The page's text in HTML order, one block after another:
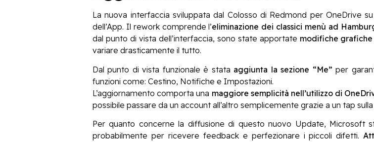
La nuova interfaccia sviluppata dal Colosso di Redmond per OneDrive
dell’App. Il rework comprende l’eliminazione dei classici menù ad
dal punto di vista dell’interfaccia, sono state apportate modifiche grafiche
variare drasticamente il tutto.
Dal punto di vista funzionale è stata aggiunta la sezione “Me” per
funzioni come: Cestino, Notifiche e Impostazioni.
L’aggiornamento comporta una maggiore semplicità nell’utilizzo di
possibile passare da un account all’altro semplicemente grazie a un tap
Per quanto concerne la diffusione di questo nuovo Update, Microsoft
probabilmente per ricevere feedback e perfezionare i piccoli difetti.